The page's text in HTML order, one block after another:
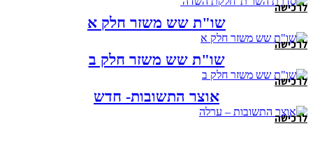
לרכישה
שו"ת שש משזר חלק א
לרכישה
שו"ת שש משזר חלק ב
לרכישה
אוצר התשובות- חדש
לרכישה